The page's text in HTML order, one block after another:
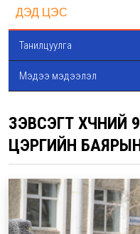
ДЭД ЦЭС
Танилцуулга
Мэдээ мэдээлэл
ЗЭВСЭГТ
ЦЭРГИЙН